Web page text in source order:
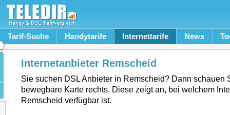
Tarif-Suche Handytarife Internettarife News
Internetanbieter Remscheid
Sie suchen DSL Anbieter in Remscheid? Dann schauen
bewegbare Karte rechts. Diese zeigt an, bei welchem
Remscheid verfügbar ist.